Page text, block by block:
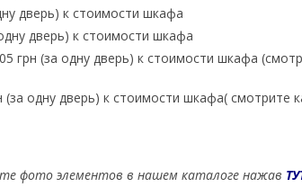
дверь) к стоимости шкафа
дверь) к стоимости шкафа
грн (за одну дверь) к стоимости шкафа
одну дверь) к стоимости шкафа( смотрите
фото элементов в нашем каталоге нажав